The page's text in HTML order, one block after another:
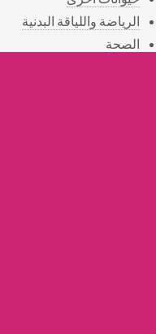
الرياضة واللياقة البدنية
الصحة